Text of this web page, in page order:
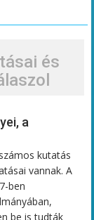
és
a
kutatás
vannak. A
ben
be is tudták